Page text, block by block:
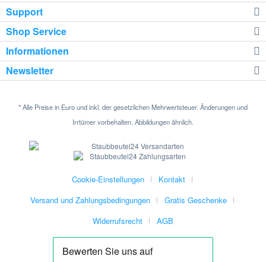
Support
Shop Service
Informationen
Newsletter
* Alle Preise in Euro und inkl. der gesetzlichen Mehrwertsteuer. Änderungen und
Irrtümer vorbehalten. Abbildungen ähnlich.
Cookie-Einstellungen
Kontakt
Versand und Zahlungsbedingungen
Gratis Geschenke
Widerrufsrecht
AGB